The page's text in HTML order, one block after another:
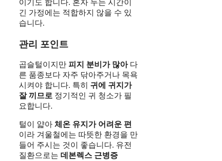
이기도 합니다. 혼자 두는 시간이
긴 가정에는 적합하지 않을 수 있
습니다.
관리 포인트
곱슬털이지만 피지 분비가 많아다
른 품종보다 자주 닦아주거나 목욕
시켜야 합니다. 특히 귀에 귀지가
잘 끼므로 정기적인 귀 청소가 필
요합니다.
털이 얇아 체온 유지가 어려운 편
이라 겨울철에는 따뜻한 환경을 만
들어 주시는 것이 좋습니다. 유전
질환으로는 데본렉스 근병증